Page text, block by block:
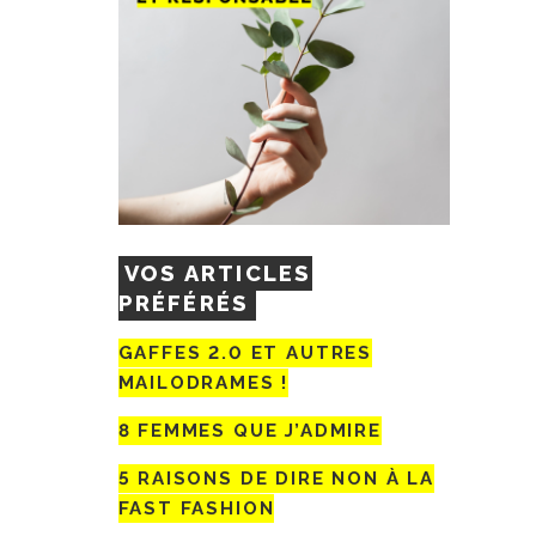
VOS ARTICLES
PRÉFÉRÉS
GAFFES 2.0 ET AUTRES
MAILODRAMES !
8 FEMMES QUE J’ADMIRE
5 RAISONS DE DIRE NON À LA
FAST FASHION